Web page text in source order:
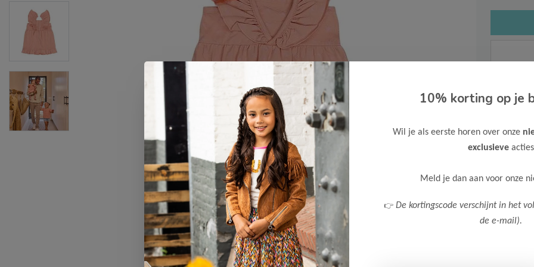
Gratis
Meer
10% korting op je
Wil je als eerste horen over onze
exclusieve
Meld je dan aan voor onze
👉 De kortingscode verschijnt in het
de e-mail).